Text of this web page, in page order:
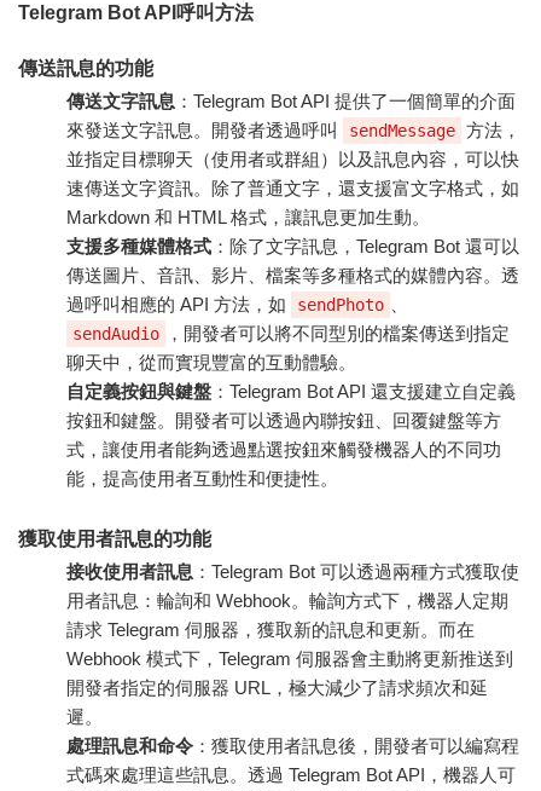
Telegram Bot API呼叫方法
傳送訊息的功能
傳送文字訊息 ：Telegram Bot API 提供了一個簡單的介面
來發送文字訊息。開發者透過呼叫
sendMessage 方法，
並指定目標聊天（使用者或群組）以及訊息內容，可以快
速傳送文字資訊。除了普通文字，還支援富文字格式，如
Markdown 和 HTML 格式，讓訊息更加生動。
支援多種媒體格式 ：除了文字訊息，Telegram Bot 還可以
傳送圖片、音訊、影片、檔案等多種格式的媒體內容。透
過呼叫相應的 API 方法，如
sendPhoto
sendAudio
，開發者可以將不同型別的檔案傳送到指定
聊天中，從而實現豐富的互動體驗。
自定義按鈕與鍵盤 ：Telegram Bot API 還支援建立自定義
按鈕和鍵盤。開發者可以透過內聯按鈕、回覆鍵盤等方
式，讓使用者能夠透過點選按鈕來觸發機器人的不同功
能，提高使用者互動性和便捷性。
獲取使用者訊息的功能
接收使用者訊息 ：Telegram Bot 可以透過兩種方式獲取使
用者訊息：輪詢和 Webhook。輪詢方式下，機器人定期
請求 Telegram 伺服器，獲取新的訊息和更新。而在
Webhook 模式下，Telegram 伺服器會主動將更新推送到
開發者指定的伺服器 URL，極大減少了請求頻次和延
遲。
處理訊息和命令 ：獲取使用者訊息後，開發者可以編寫程
式碼來處理這些訊息。透過 Telegram Bot API，機器人可